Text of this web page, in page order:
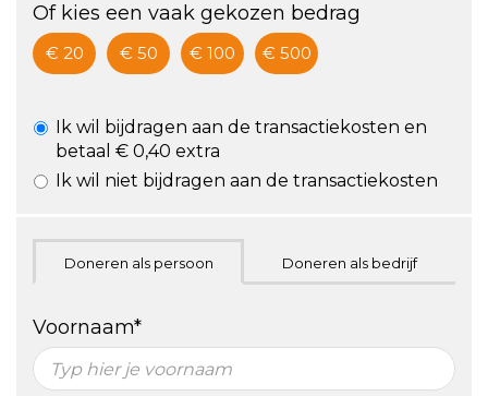
Utrecht
Of kies een vaak gekozen bedrag
€ 20 € 50 € 100 € 500
Ik wil bijdragen aan de transactiekosten en
betaal € 0,40 extra
Ik wil niet bijdragen aan de transactiekosten
Doneren als persoon Doneren als bedrijf
Voornaam*